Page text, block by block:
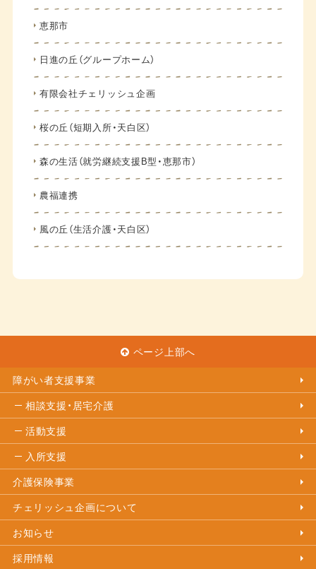
恵那市
日進の丘（グループホーム）
有限会社チェリッシュ企画
桜の丘（短期入所・天白区）
森の生活（就労継続支援B型・恵那市）
農福連携
風の丘（生活介護・天白区）
ページ上部へ
障がい者支援事業
相談支援・居宅介護
活動支援
入所支援
介護保険事業
チェリッシュ企画について
お知らせ
採用情報